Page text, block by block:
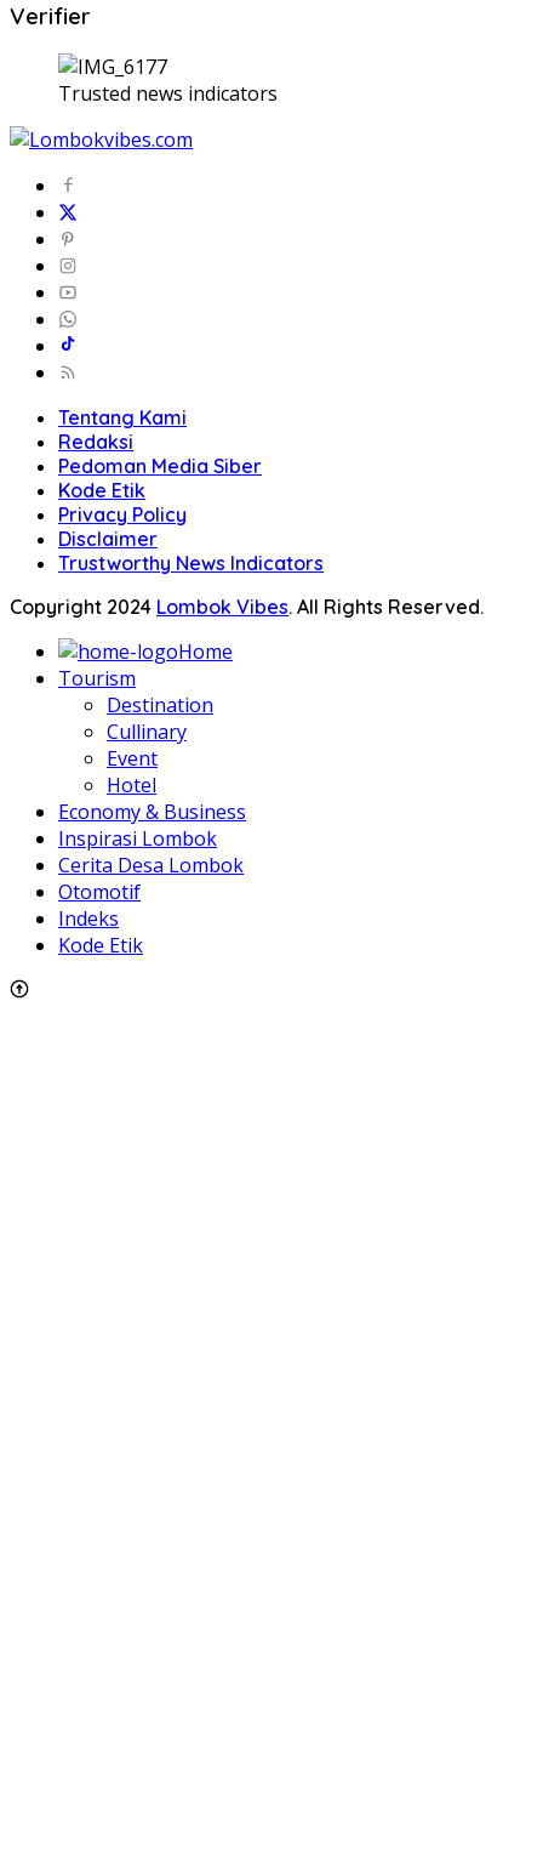
Verifier
Trusted news indicators
Tentang Kami
Redaksi
Pedoman Media Siber
Kode Etik
Privacy Policy
Disclaimer
Trustworthy News Indicators
Copyright 2024 Lombok Vibes. All Rights Reserved.
Home
Tourism
Destination
Cullinary
Event
Hotel
Economy & Business
Inspirasi Lombok
Cerita Desa Lombok
Otomotif
Indeks
Kode Etik